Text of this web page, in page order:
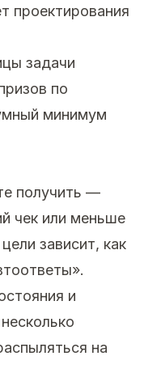
проектирования
задачи
по
минимум
получить —
чек или меньше
зависит, как
и
на